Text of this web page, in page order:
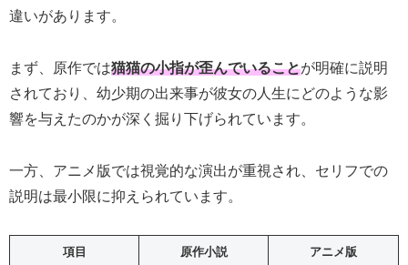
違いがあります。
まず、原作では猫猫の小指が歪んでいることが明確に説明
されており、幼少期の出来事が彼女の人生にどのような影
響を与えたのかが深く掘り下げられています。
一方、アニメ版では視覚的な演出が重視され、セリフでの
説明は最小限に抑えられています。
項目 原作小説 アニメ版